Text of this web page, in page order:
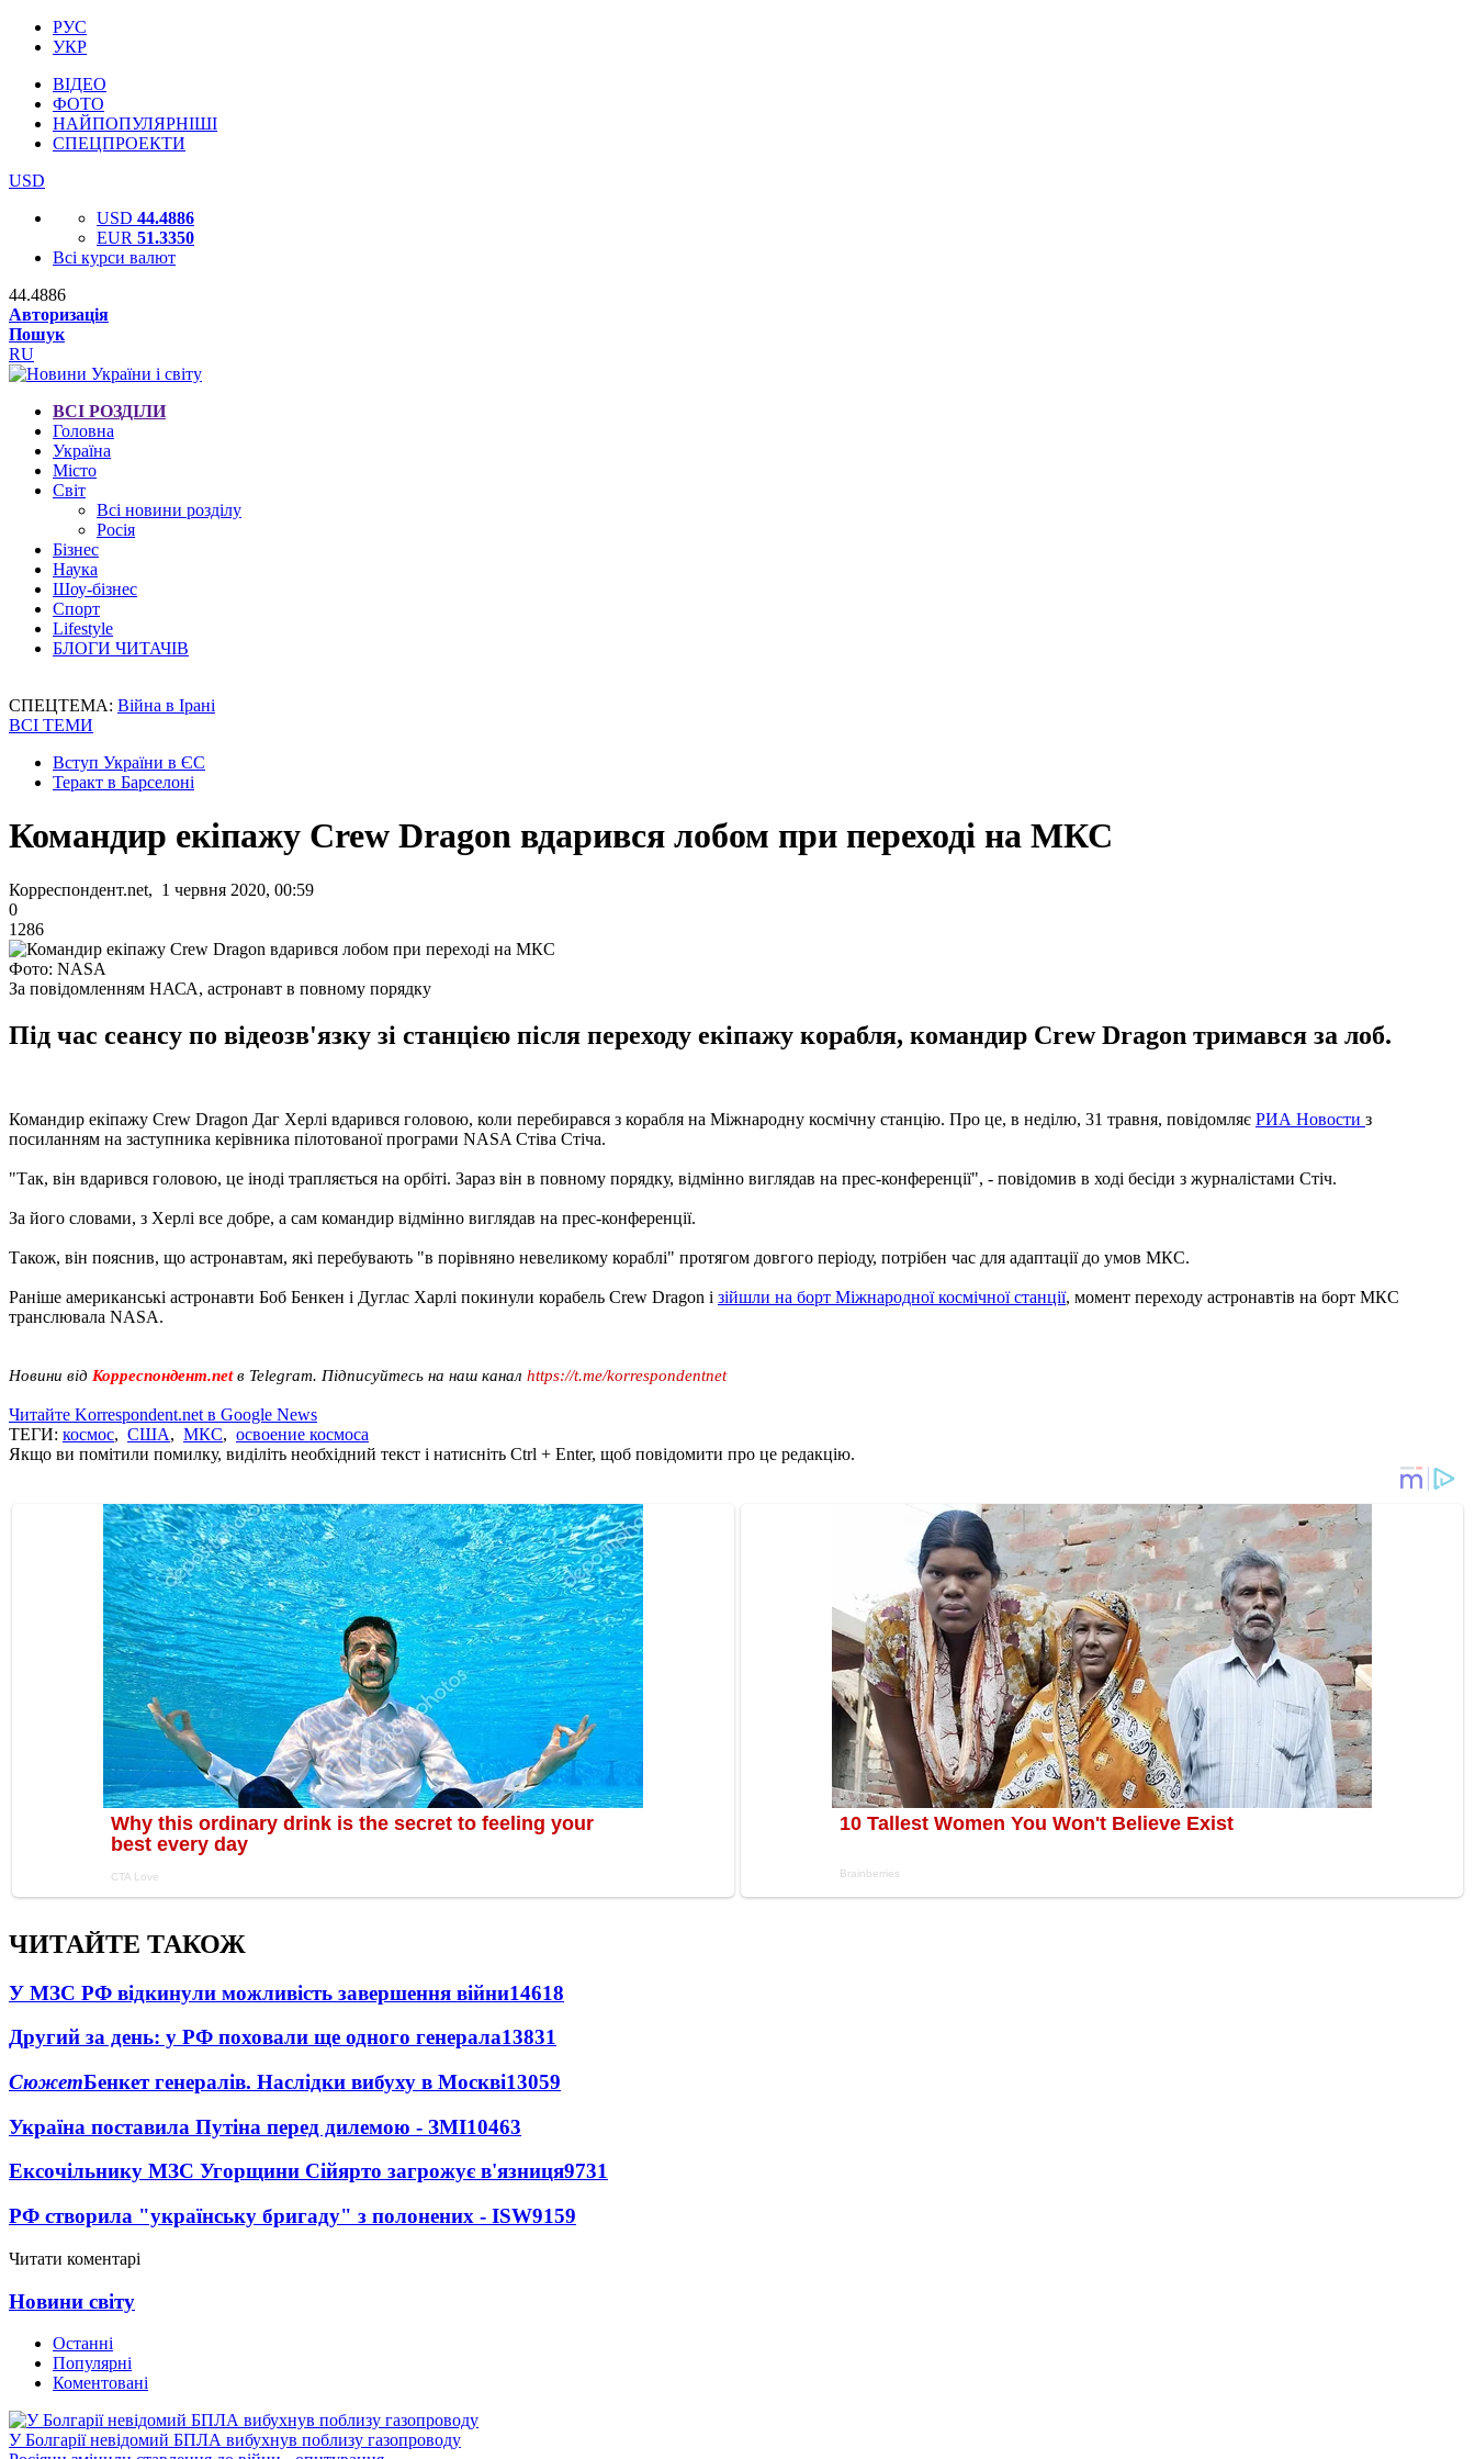
РУС
УКР
ВІДЕО
ФОТО
НАЙПОПУЛЯРНІШІ
СПЕЦПРОЕКТИ
USD
USD 44.4886
EUR 51.3350
Всі курси валют
44.4886
Авторизація
Пошук
RU
ВСІ РОЗДІЛИ
Головна
Україна
Місто
Світ
Всі новини розділу
Росія
Бізнес
Наука
Шоу-бізнес
Спорт
Lifestyle
БЛОГИ ЧИТАЧІВ
СПЕЦТЕМА: Війна в Ірані
ВСІ ТЕМИ
Вступ України в ЄС
Теракт в Барселоні
Командир екіпажу Crew Dragon вдарився лобом при переході на МКС
Корреспондент.net, 1 червня 2020, 00:59
0
1286
Фото: NASA
За повідомленням НАСА, астронавт в повному порядку
Під час сеансу по відеозв'язку зі станцією після переходу екіпажу корабля, командир Crew Dragon тримався за лоб.
Командир екіпажу Crew Dragon Даг Херлі вдарився головою, коли перебирався з корабля на Міжнародну космічну станцію. Про це, в неділю, 31 травня, повідомляє РИА Новости з
посиланням на заступника керівника пілотованої програми NASA Стіва Стіча.
"Так, він вдарився головою, це іноді трапляється на орбіті. Зараз він в повному порядку, відмінно виглядав на прес-конференції", - повідомив в ході бесіди з журналістами Стіч.
За його словами, з Херлі все добре, а сам командир відмінно виглядав на прес-конференції.
Також, він пояснив, що астронавтам, які перебувають "в порівняно невеликому кораблі" протягом довгого періоду, потрібен час для адаптації до умов МКС.
Раніше американські астронавти Боб Бенкен і Дуглас Харлі покинули корабель Crew Dragon і зійшли на борт Міжнародної космічної станції, момент переходу астронавтів на борт МКС
транслювала NASA.
Новини від Корреспондент.netв Telegram. Підписуйтесь на наш канал https://t.me/korrespondentnet
Читайте Korrespondent.net в Google News
ТЕГИ: космос, США, МКС, освоение космоса
Якщо ви помітили помилку, виділіть необхідний текст і натисніть Ctrl + Enter, щоб повідомити про це редакцію.
ЧИТАЙТЕ ТАКОЖ
У МЗС РФ відкинули можливість завершення війни14618
Другий за день: у РФ поховали ще одного генерала13831
СюжетБенкет генералів. Наслідки вибуху в Москві13059
Україна поставила Путіна перед дилемою - ЗМІ10463
Ексочільнику МЗС Угорщини Сійярто загрожує в'язниця9731
РФ створила "українську бригаду" з полонених - ISW9159
Читати коментарі
Новини світу
Останні
Популярні
Коментовані
У Болгарії невідомий БПЛА вибухнув поблизу газопроводу